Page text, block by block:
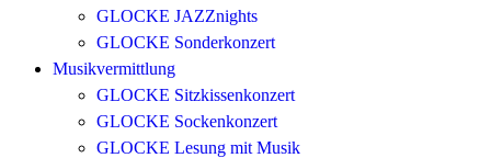
GLOCKE JAZZnights
GLOCKE Sonderkonzert
Musikvermittlung
GLOCKE Sitzkissenkonzert
GLOCKE Sockenkonzert
GLOCKE Lesung mit Musik